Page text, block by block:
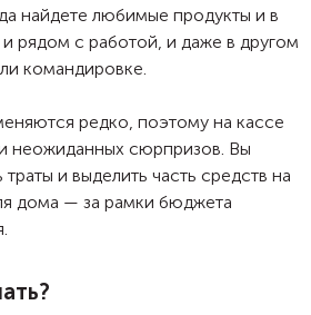
найдете любимые продукты и в
рядом с работой, и даже в другом
командировке.
редко, поэтому на кассе
неожиданных сюрпризов. Вы
и выделить часть средств на
дома — за рамки бюджета